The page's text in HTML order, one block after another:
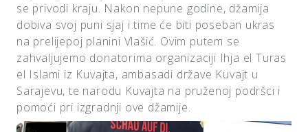
se privodi kraju. Nakon nepune godine, džamija
dobiva svoj puni sjaj i time će biti poseban ukras
na prelijepoj planini Vlašić. Ovim putem se
zahvaljujemo donatorima organizaciji Ihja el Turas
el Islami iz Kuvajta, ambasadi države Kuvajt u
Sarajevu, te narodu Kuvajta na pruženoj podršci i
pomoći pri izgradnji ove džamije.